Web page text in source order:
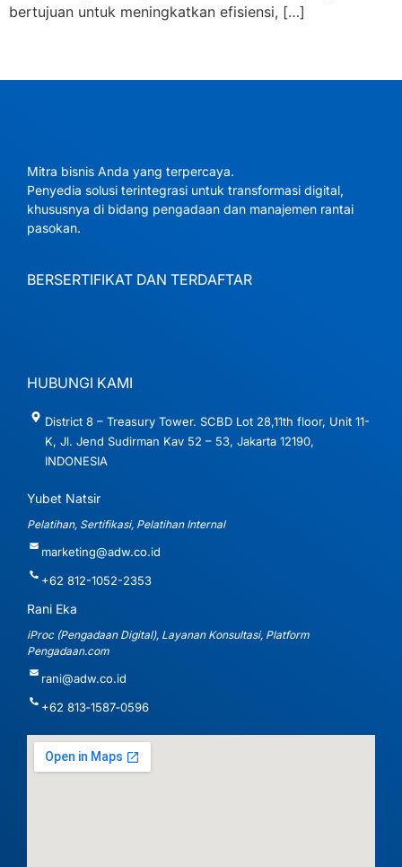
bertujuan untuk meningkatkan efisiensi, […]
Mitra bisnis Anda yang terpercaya.
Penyedia solusi terintegrasi untuk transformasi digital,
khususnya di bidang pengadaan dan manajemen rantai
pasokan.
BERSERTIFIKAT DAN TERDAFTAR
HUBUNGI KAMI
District 8 – Treasury Tower. SCBD Lot 28,11th floor, Unit 11-
K, Jl. Jend Sudirman Kav 52 – 53, Jakarta 12190,
INDONESIA
Yubet Natsir
Pelatihan, Sertifikasi, Pelatihan Internal
marketing@adw.co.id
+62 812-1052-2353
Rani Eka
iProc (Pengadaan Digital), Layanan Konsultasi, Platform
Pengadaan.com
rani@adw.co.id
‪+62 813‑1587‑0596‬